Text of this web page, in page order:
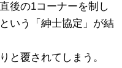
後の1コーナーを制し
いう「紳士協定」が結
と覆されてしまう。